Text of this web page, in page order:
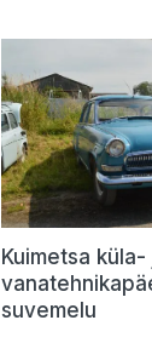
Kuimetsa küla-
suvemelu